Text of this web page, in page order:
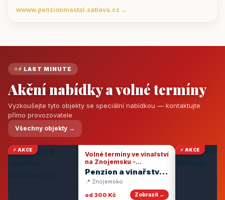
wwww.penzionmastal.satlava.cz →
⚡ LAST MINUTE
Akční nabídky a volné termíny
Vyzkoušejte tyto objekty se speciální nabídkou — kontaktujte
přímo provozovatele
Všechny objekty →
⚡ AKCE
Volné termíny ve vinařství
na Znojemsku -
degustace vín
Penzion a vinařství
Dobrovolný
📍 Znojemsko
od 300 Kč
Zobrazit →
⚡ AKCE